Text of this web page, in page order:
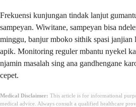
Frekuensi kunjungan tindak lanjut
sampeyan. Wiwitane, sampeyan bisa
minggu, banjur mboko sithik spasi janjian
apik. Monitoring reguler mbantu nyekel
njamin masalah sing ana gandhengane
cepet.
Medical Disclaimer: This article is for informational
medical advice. Always consult a qualified healthcare